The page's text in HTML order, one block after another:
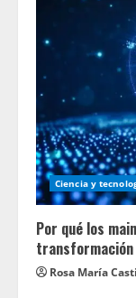
Ciencia y
Por qué los
Rosa María